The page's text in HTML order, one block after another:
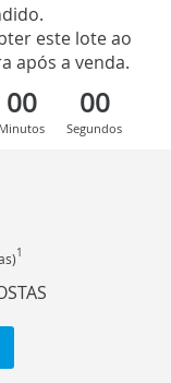
este lote ao
após a venda.
00
Minutos
00
Segundos
1